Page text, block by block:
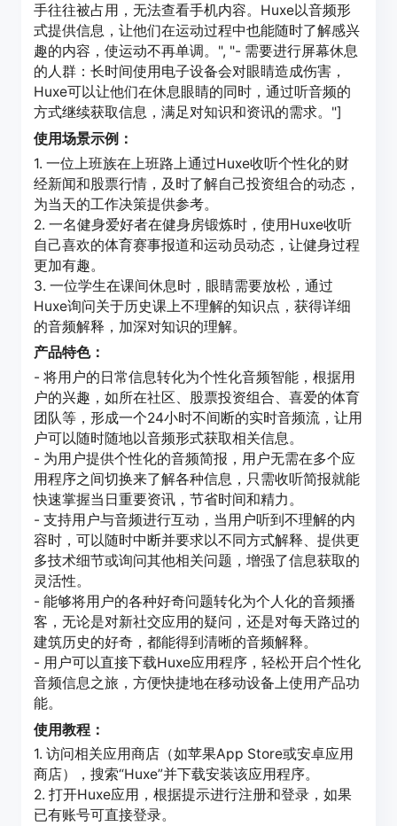
手往往被占用，无法查看手机内容。Huxe以音频形
式提供信息，让他们在运动过程中也能随时了解感兴
趣的内容，使运动不再单调。", "- 需要进行屏幕休息
的人群：长时间使用电子设备会对眼睛造成伤害，
Huxe可以让他们在休息眼睛的同时，通过听音频的
方式继续获取信息，满足对知识和资讯的需求。"]
使用场景示例：
1. 一位上班族在上班路上通过Huxe收听个性化的财
经新闻和股票行情，及时了解自己投资组合的动态，
为当天的工作决策提供参考。
2. 一名健身爱好者在健身房锻炼时，使用Huxe收听
自己喜欢的体育赛事报道和运动员动态，让健身过程
更加有趣。
3. 一位学生在课间休息时，眼睛需要放松，通过
Huxe询问关于历史课上不理解的知识点，获得详细
的音频解释，加深对知识的理解。
产品特色：
- 将用户的日常信息转化为个性化音频智能，根据用
户的兴趣，如所在社区、股票投资组合、喜爱的体育
团队等，形成一个24小时不间断的实时音频流，让用
户可以随时随地以音频形式获取相关信息。
- 为用户提供个性化的音频简报，用户无需在多个应
用程序之间切换来了解各种信息，只需收听简报就能
快速掌握当日重要资讯，节省时间和精力。
- 支持用户与音频进行互动，当用户听到不理解的内
容时，可以随时中断并要求以不同方式解释、提供更
多技术细节或询问其他相关问题，增强了信息获取的
灵活性。
- 能够将用户的各种好奇问题转化为个人化的音频播
客，无论是对新社交应用的疑问，还是对每天路过的
建筑历史的好奇，都能得到清晰的音频解释。
- 用户可以直接下载Huxe应用程序，轻松开启个性化
音频信息之旅，方便快捷地在移动设备上使用产品功
能。
使用教程：
1. 访问相关应用商店（如苹果App Store或安卓应用
商店），搜索“Huxe”并下载安装该应用程序。
2. 打开Huxe应用，根据提示进行注册和登录，如果
已有账号可直接登录。